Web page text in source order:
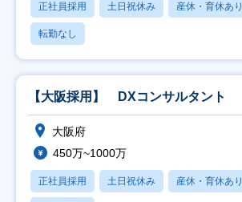
正社員採用 土日祝休み 産休・育休あり
転勤なし
【大阪採用】 DXコンサルタント
大阪府
450万~1000万
正社員採用 土日祝休み 産休・育休あり